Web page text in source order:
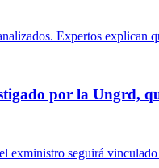
Expertos explican
por la Ungrd,
exministro seguirá